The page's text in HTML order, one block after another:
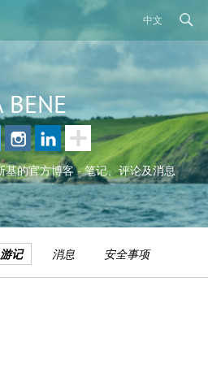
中文
BENE
基的官方博客 - 笔记、评论及消息
游记 消息 安全事项